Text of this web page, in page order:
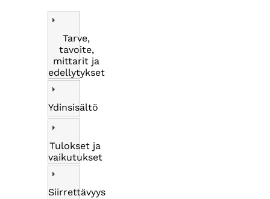
Tarve,
tavoite,
mittarit ja
edellytykset
Ydinsisältö
Tulokset ja
vaikutukset
Siirrettävyys